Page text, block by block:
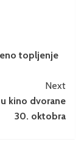
topljenje
Next
kino dvorane
30. oktobra